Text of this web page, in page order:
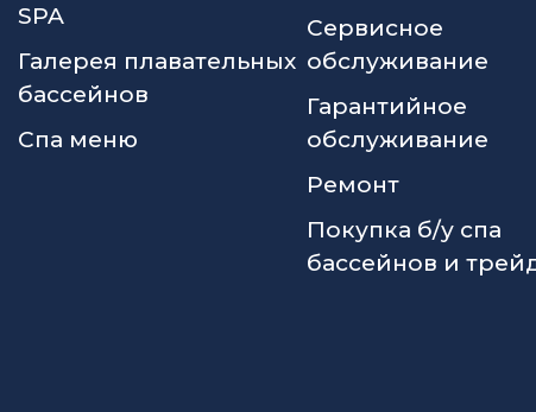
SPA
Галерея плавательных
бассейнов
Спа меню
Сервисное
обслуживание
Гарантийное
обслуживание
Ремонт
Покупка б/у спа
бассейнов и